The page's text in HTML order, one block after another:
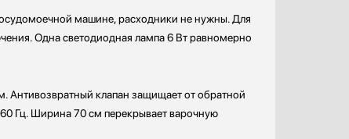
машине, расходники не нужны. Для
Одна светодиодная лампа 6 Вт равномерно
Антивозвратный клапан защищает от обратной
Гц. Ширина 70 см перекрывает варочную